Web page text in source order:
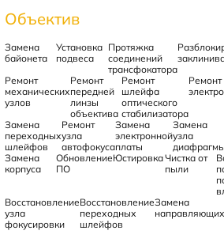
Объектив
Замена
байонета
Установка
подвеса
Протяжка
соединений
трансфокатора
Ремонт
механических
узлов
Ремонт
передней
линзы
объектива
Ремонт
шлейфа
оптического
стабилизатора
Ремонт
Замена
переходных
шлейфов
Ремонт
узла
автофокуса
Замена
электронной
платы
Замена
узла
диафрагмы
Замена
корпуса
Обновление
ПО
ЮстировкаЧистка от
пыли
Восстановление
узла
фокусировки
Восстановление
переходных
шлейфов
Замена
направляющих